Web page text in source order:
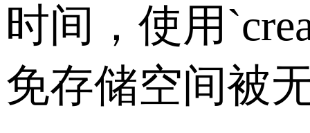
时间，使用
免存储空间被